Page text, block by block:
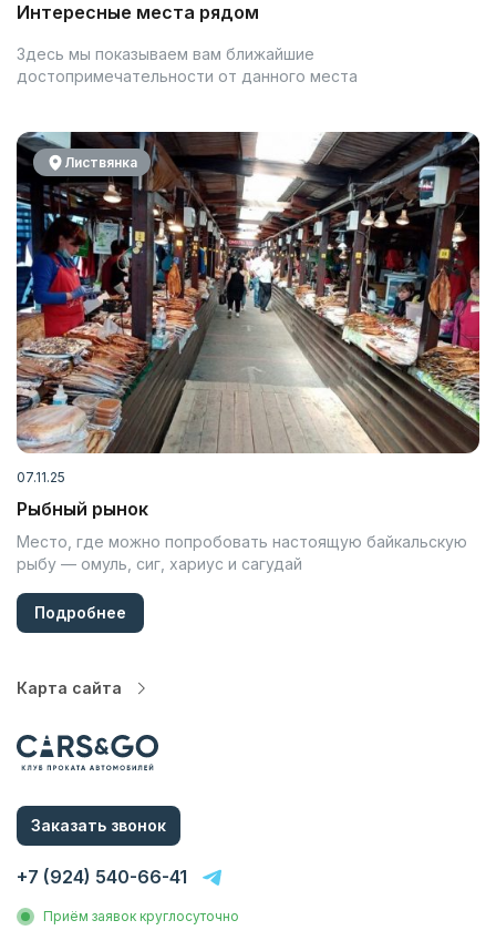
Интересные места рядом
Здесь мы показываем вам ближайшие
достопримечательности от данного места
Листвянка
07.11.25
Рыбный рынок
Место, где можно попробовать настоящую байкальскую
рыбу — омуль, сиг, хариус и сагудай
Подробнее
Карта сайта
Автопарк
Цены
О компании
Контакты
Заказать звонок
+7 (924) 540-66-41
Приём заявок круглосуточно